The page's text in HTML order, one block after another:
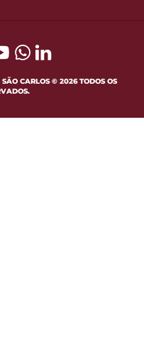
CARLOS © 2026 TODOS OS